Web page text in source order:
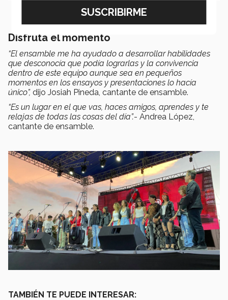
Disfruta el momento
“El ensamble me ha ayudado a desarrollar habilidades
que desconocía que podía lograrlas y la convivencia
dentro de este equipo aunque sea en pequeños
momentos en los ensayos y presentaciones lo hacía
único”, dijo Josiah Pineda, cantante de ensamble.
“Es un lugar en el que vas, haces amigos, aprendes y te
relajas de todas las cosas del día”.- Andrea López,
cantante de ensamble.
TAMBIÉN TE PUEDE INTERESAR: